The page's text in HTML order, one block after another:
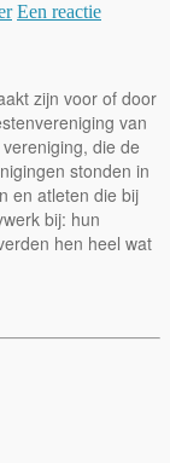
Een reactie
zijn voor of door
van
die de
stonden in
en atleten die bij
bij: hun
hen heel wat